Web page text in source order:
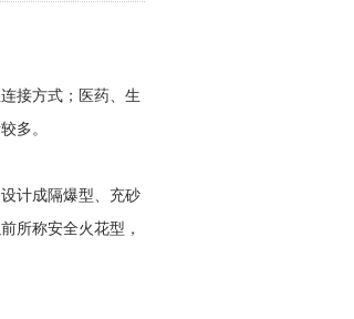
接方式；医药、生
多。
计成隔爆型、充砂
所称安全火花型，